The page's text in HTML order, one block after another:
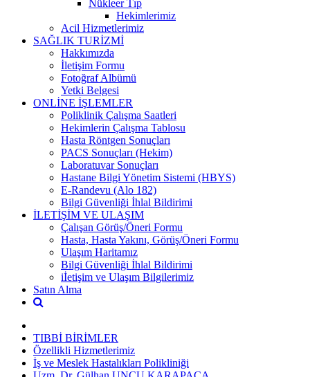
Nükleer Tıp
Hekimlerimiz
Acil Hizmetlerimiz
SAĞLIK TURİZMİ
Hakkımızda
İletişim Formu
Fotoğraf Albümü
Yetki Belgesi
ONLİNE İŞLEMLER
Poliklinik Çalışma Saatleri
Hekimlerin Çalışma Tablosu
Hasta Röntgen Sonuçları
PACS Sonuçları (Hekim)
Laboratuvar Sonuçları
Hastane Bilgi Yönetim Sistemi (HBYS)
E-Randevu (Alo 182)
Bilgi Güvenliği İhlal Bildirimi
İLETİŞİM VE ULAŞIM
Çalışan Görüş/Öneri Formu
Hasta, Hasta Yakını, Görüş/Öneri Formu
Ulaşım Haritamız
Bilgi Güvenliği İhlal Bildirimi
iİetişim ve Ulaşım Bilgilerimiz
Satın Alma
TIBBİ BİRİMLER
Özellikli Hizmetlerimiz
İş ve Meslek Hastalıkları Polikliniği